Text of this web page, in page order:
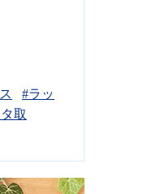
#ラッ
取